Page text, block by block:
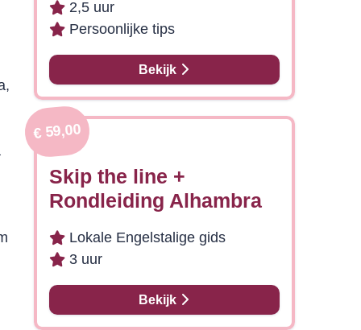
2,5 uur
Persoonlijke tips
Bekijk
€ 59,00
Skip the line +
Rondleiding Alhambra
Lokale Engelstalige gids
3 uur
Bekijk